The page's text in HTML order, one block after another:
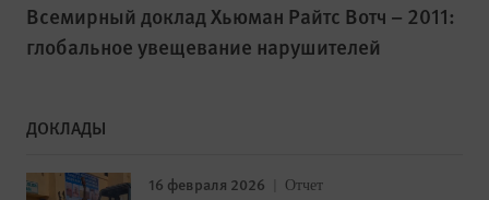
Всемирный доклад Хьюман Райтс Вотч – 2011:
глобальное увещевание нарушителей
ДОКЛАДЫ
16 февраля 2026 Отчет